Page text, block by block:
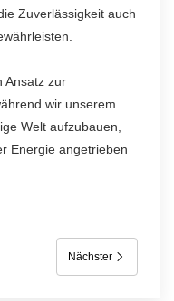
Zuverlässigkeit auch
Ansatz zur
wir unserem
Welt aufzubauen,
Energie angetrieben
Nächster